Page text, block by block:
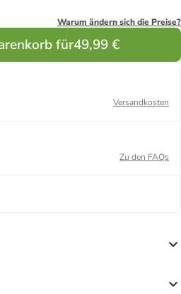
Warum ändern sich die Preise?
für49,99 €
Versandkosten
Zu den FAQs